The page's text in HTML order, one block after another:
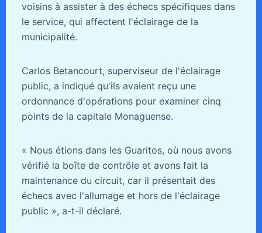
voisins à assister à des échecs spécifiques dans
le service, qui affectent l'éclairage de la
municipalité.
Carlos Betancourt, superviseur de l'éclairage
public, a indiqué qu'ils avaient reçu une
ordonnance d'opérations pour examiner cinq
points de la capitale Monaguense.
« Nous étions dans les Guaritos, où nous avons
vérifié la boîte de contrôle et avons fait la
maintenance du circuit, car il présentait des
échecs avec l'allumage et hors de l'éclairage
public », a-t-il déclaré.